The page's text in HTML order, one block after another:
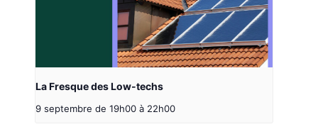
La Fresque des Low-techs
9 septembre de 19h00 à 22h00